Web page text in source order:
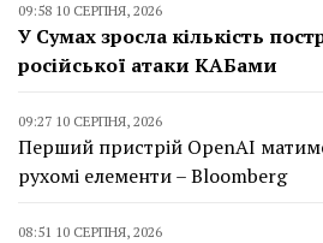
09:58 10 СЕРПНЯ, 2026
У Сумах зросла кількість
російської атаки КАБами
09:27 10 СЕРПНЯ, 2026
Перший пристрій OpenAI
рухомі елементи – Bloomberg
08:51 10 СЕРПНЯ, 2026